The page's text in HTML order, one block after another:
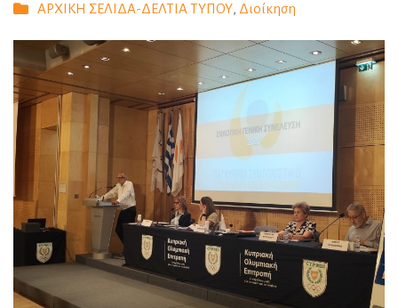
ΑΡΧΙΚΗ ΣΕΛΙΔΑ-ΔΕΛΤΙΑ ΤΥΠΟΥ, Διοίκηση